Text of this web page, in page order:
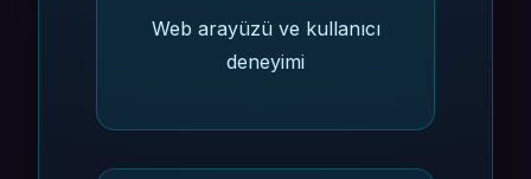
Web arayüzü ve kullanıcı
deneyimi